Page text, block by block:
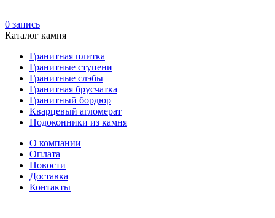
0 запись
Каталог камня
Гранитная плитка
Гранитные ступени
Гранитные слэбы
Гранитная брусчатка
Гранитный бордюр
Кварцевый агломерат
Подоконники из камня
О компании
Оплата
Новости
Доставка
Контакты